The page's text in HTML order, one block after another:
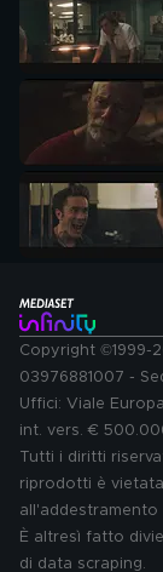
Copyright ©1999-
03976881007 -
Uffici: Viale
int. vers. €
Tutti i diritti
riprodotti è
all'addestramento
È altresì fatto
di data scraping.